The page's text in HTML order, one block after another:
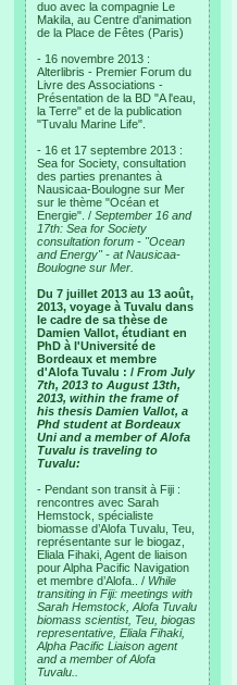
duo avec la compagnie Le
Makila, au Centre d'animation
de la Place de Fêtes (Paris)
- 16 novembre 2013 :
Alterlibris - Premier Forum du
Livre des Associations -
Présentation de la BD "A l'eau,
la Terre" et de la publication
"Tuvalu Marine Life".
- 16 et 17 septembre 2013 :
Sea for Society, consultation
des parties prenantes à
Nausicaa-Boulogne sur Mer
sur le thème "Océan et
Energie". / September 16 and
17th: Sea for Society
consultation forum - "Ocean
and Energy" - at Nausicaa-
Boulogne sur Mer.
Du 7 juillet 2013 au 13 août,
2013, voyage à Tuvalu dans
le cadre de sa thèse de
Damien Vallot, étudiant en
PhD à l'Université de
Bordeaux et membre
d'Alofa Tuvalu : / From July
7th, 2013 to August 13th,
2013, within the frame of
his thesis Damien Vallot, a
Phd student at Bordeaux
Uni and a member of Alofa
Tuvalu is traveling to
Tuvalu:
- Pendant son transit à Fiji :
rencontres avec Sarah
Hemstock, spécialiste
biomasse d’Alofa Tuvalu, Teu,
représentante sur le biogaz,
Eliala Fihaki, Agent de liaison
pour Alpha Pacific Navigation
et membre d’Alofa.. / While
transiting in Fiji: meetings with
Sarah Hemstock, Alofa Tuvalu
biomass scientist, Teu, biogas
representative, Eliala Fihaki,
Alpha Pacific Liaison agent
and a member of Alofa
Tuvalu..